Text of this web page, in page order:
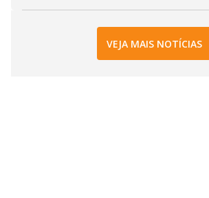
VEJA MAIS NOTÍCIAS